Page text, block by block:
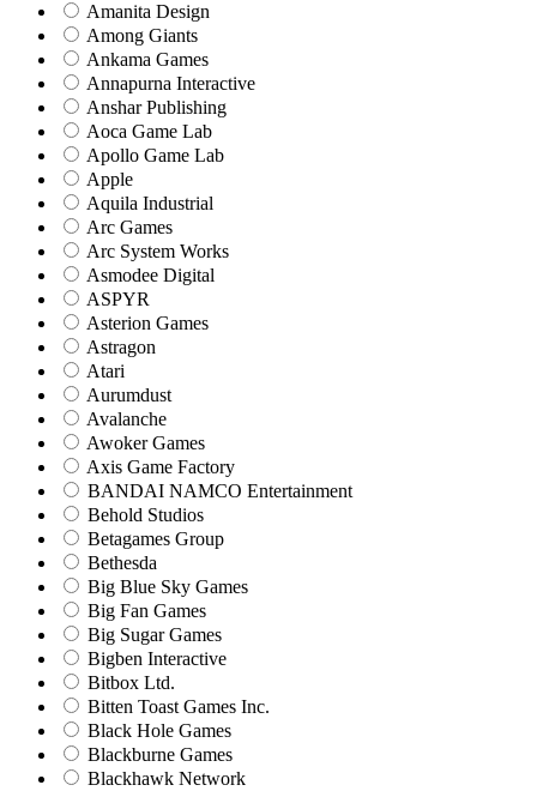
Amanita Design
Among Giants
Ankama Games
Annapurna Interactive
Anshar Publishing
Aoca Game Lab
Apollo Game Lab
Apple
Aquila Industrial
Arc Games
Arc System Works
Asmodee Digital
ASPYR
Asterion Games
Astragon
Atari
Aurumdust
Avalanche
Awoker Games
Axis Game Factory
BANDAI NAMCO Entertainment
Behold Studios
Betagames Group
Bethesda
Big Blue Sky Games
Big Fan Games
Big Sugar Games
Bigben Interactive
Bitbox Ltd.
Bitten Toast Games Inc.
Black Hole Games
Blackburne Games
Blackhawk Network